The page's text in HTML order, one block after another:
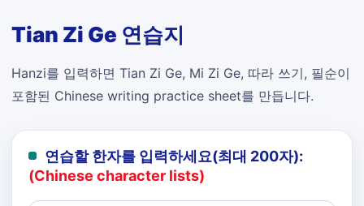
Tian Zi Ge 연습지
Hanzi를 입력하면 Tian Zi Ge, Mi Zi Ge, 따라 쓰기, 필순이
포함된 Chinese writing practice sheet를 만듭니다.
연습할 한자를 입력하세요(최대 200자):
(Chinese character lists)